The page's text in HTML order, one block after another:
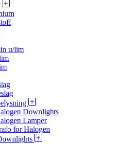
u/lim
Downlights
Lamper
for Halogen